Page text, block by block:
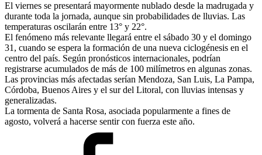
El viernes se presentará mayormente nublado desde la madrugada y
durante toda la jornada, aunque sin probabilidades de lluvias. Las
temperaturas oscilarán entre 13° y 22°.
El fenómeno más relevante llegará entre el sábado 30 y el domingo
31, cuando se espera la formación de una nueva ciclogénesis en el
centro del país. Según pronósticos internacionales, podrían
registrarse acumulados de más de 100 milímetros en algunas zonas.
Las provincias más afectadas serían Mendoza, San Luis, La Pampa,
Córdoba, Buenos Aires y el sur del Litoral, con lluvias intensas y
generalizadas.
La tormenta de Santa Rosa, asociada popularmente a fines de
agosto, volverá a hacerse sentir con fuerza este año.